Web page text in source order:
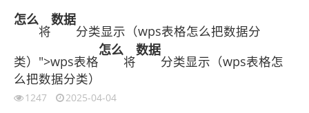
怎么
将
数据
分类显示（wps表格怎么把数据分
类）">wps表格
怎么
将
数据
分类显示（wps表格怎
么把数据分类）
1247 2025-04-04